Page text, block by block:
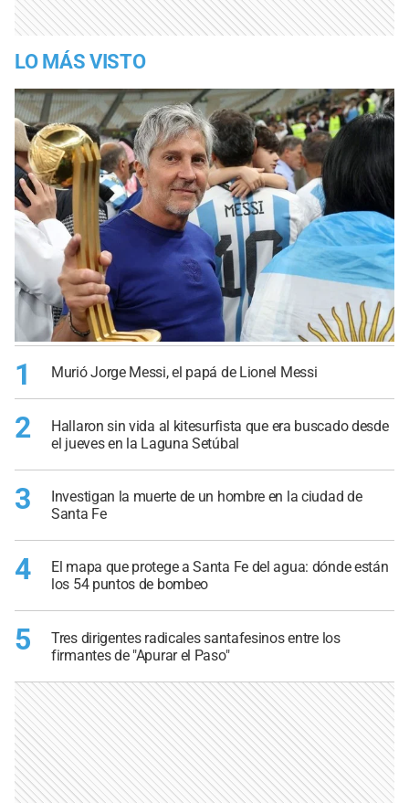
LO MÁS VISTO
1 Murió Jorge Messi, el papá de Lionel Messi
2
Hallaron sin vida al kitesurfista que era buscado desde
el jueves en la Laguna Setúbal
3
Investigan la muerte de un hombre en la ciudad de
Santa Fe
4
El mapa que protege a Santa Fe del agua: dónde están
los 54 puntos de bombeo
5
Tres dirigentes radicales santafesinos entre los
firmantes de "Apurar el Paso"